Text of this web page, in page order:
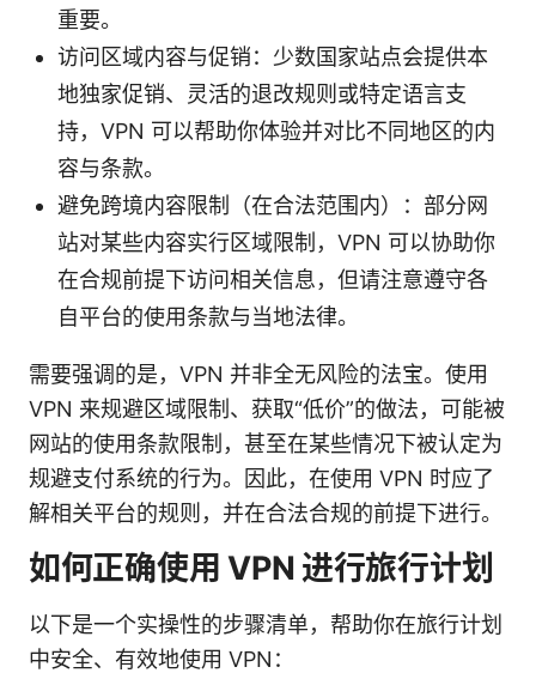
重要。
访问区域内容与促销：少数国家站点会提供本
地独家促销、灵活的退改规则或特定语言支
持，VPN 可以帮助你体验并对比不同地区的内
容与条款。
避免跨境内容限制（在合法范围内）：部分网
站对某些内容实行区域限制，VPN 可以协助你
在合规前提下访问相关信息，但请注意遵守各
自平台的使用条款与当地法律。
需要强调的是，VPN 并非全无风险的法宝。使用
VPN 来规避区域限制、获取“低价”的做法，可能被
网站的使用条款限制，甚至在某些情况下被认定为
规避支付系统的行为。因此，在使用 VPN 时应了
解相关平台的规则，并在合法合规的前提下进行。
如何正确使用 VPN 进行旅行计划
以下是一个实操性的步骤清单，帮助你在旅行计划
中安全、有效地使用 VPN：